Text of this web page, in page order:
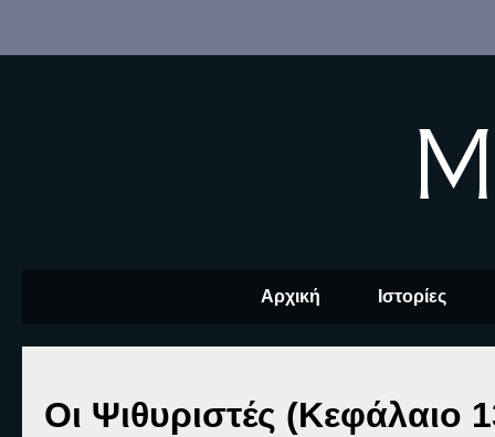
Αρχική Ιστορίες
Οι Ψιθυριστές (Κεφάλαιο